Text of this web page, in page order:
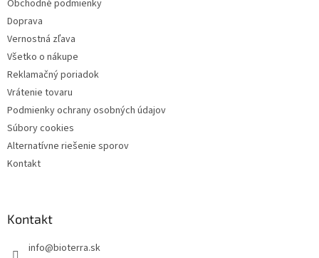
Obchodné podmienky
Doprava
Vernostná zľava
Všetko o nákupe
Reklamačný poriadok
Vrátenie tovaru
Podmienky ochrany osobných údajov
Súbory cookies
Alternatívne riešenie sporov
Kontakt
Kontakt
info@bioterra.sk